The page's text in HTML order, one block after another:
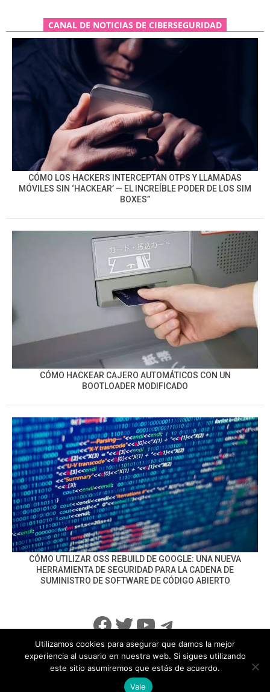
CANAL DE NOTICIAS DE CIBERSEGURIDAD
CÓMO LOS HACKERS INTERCEPTAN OTPS Y LLAMADAS
MÓVILES SIN ‘HACKEAR’ — EL INCREÍBLE PODER DE LOS SIM
BOXES”
CÓMO HACKEAR CAJERO AUTOMÁTICOS CON UN
BOOTLOADER MODIFICADO
CÓMO UTILIZAR OSS REBUILD DE GOOGLE: UNA NUEVA
HERRAMIENTA DE SEGURIDAD PARA LA CADENA DE
SUMINISTRO DE SOFTWARE DE CÓDIGO ABIERTO
Facebook
Twitter
YouTube
Telegram
info@noticiasseguridad.com Política de Privacidad
Utilizamos cookies para asegurar que damos la mejor
experiencia al usuario en nuestra web. Si sigues utilizando
este sitio asumiremos que estás de acuerdo.
Vale